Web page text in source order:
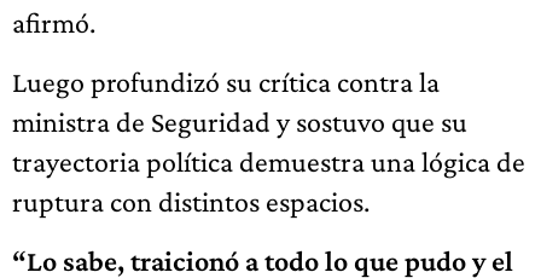
afirmó.
Luego profundizó su crítica contra la
ministra de Seguridad y sostuvo que su
trayectoria política demuestra una lógica de
ruptura con distintos espacios.
“Lo sabe, traicionó a todo lo que pudo y el